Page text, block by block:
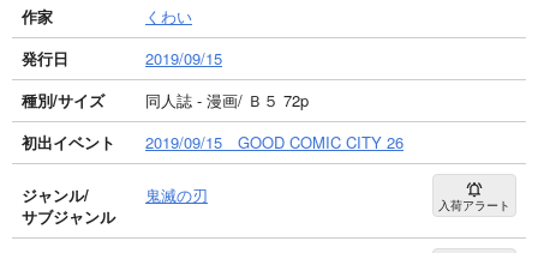
作家
くわい
発行日
2019/09/15
種別/サイズ
同人誌 - 漫画/ Ｂ５ 72p
初出イベント
2019/09/15 GOOD COMIC CITY 26
ジャンル/
サブジャンル
鬼滅の刃 入荷アラート